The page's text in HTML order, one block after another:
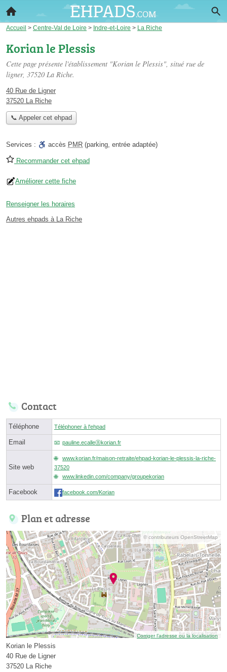
Accueil > Centre-Val de Loire > Indre-et-Loire > La Riche
Korian le Plessis
Cette page présente l'établissement "Korian le Plessis", situé rue de
ligner, 37520 La Riche.
40 Rue de Ligner
37520 La Riche
📞 Appeler cet ehpad
Services : accès PMR (parking, entrée adaptée)
Recommander cet ehpad
Améliorer cette fiche
Renseigner les horaires
Autres ehpads à La Riche
Contact
Téléphone Téléphoner à l'ehpad
Email pauline.ecalleⓐkorian.fr
Site web
www.korian.fr/maison-retraite/ehpad-korian-le-plessis-la-riche-
37520
www.linkedin.com/company/groupekorian
Facebook facebook.com/Korian
Plan et adresse
© contributeurs OpenStreetMap
Corriger l’adresse ou la localisation
Korian le Plessis
40 Rue de Ligner
37520 La Riche